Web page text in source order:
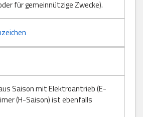
für gemeinnützige Zwecke).
Saison mit Elektroantrieb (E-
(H-Saison) ist ebenfalls